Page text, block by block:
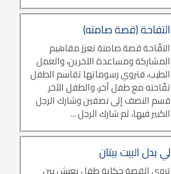
التفاحة (قصة صامته)
التفّاحة قصة صامتة تعزز مفاهيم
المشاركة ومساعدة الآخرين، والعمل
الطيب، فتروي رسوماتها تقاسم الطفل
تفّاحته مع طفل آخر، والطفل الآخر
قسم النصف إلى نصفين وشارك الرجل
الكبير فيها، ثم شارك الرجل ...
لي بدل البيت بيتان
تروي القصة حكاية طفل يعيش بين